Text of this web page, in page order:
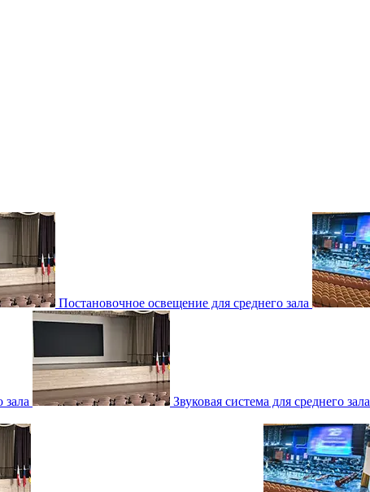
Постановочное освещение для среднего зала
зала Звуковая система для среднего зала